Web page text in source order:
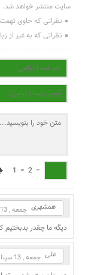
سایت منتشر خواهد شد.
نظراتی که حاوی تهمت
نظراتی که به غیر از
−
2
=
1
همشهری جمعه , 13 سپتامبر 2013 - 16:34
دیگه ما چقدر
علی جمعه , 13 سپتامبر 2013 - 16:43